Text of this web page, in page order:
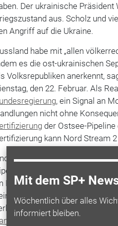
Mit dem SP+
Wöchentlich über alles
informiert bleiben.
Der ukrainische
aus. Scholz und
Angriff auf die Ukraine.
habe mit „allen
es die ost-ukrainischen
Volksrepubliken anerkennt,
den 22. Februar. Als
, ein Signal an
nicht ohne
der Ostsee-
kann Nord Stream
Nationen wie dieUSA,
Stopp. Auch die
hat
Laufe des gestrigen Tages
die Sanktionen den
Außerdem wurden 350
auf die Sanktionsliste